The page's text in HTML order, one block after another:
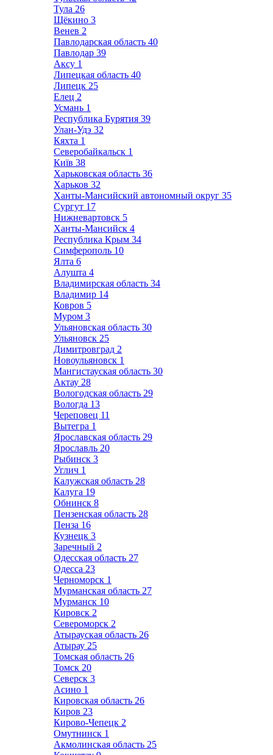
Тула 26
Щёкино 3
Венев 2
Павлодарская область 40
Павлодар 39
Аксу 1
Липецкая область 40
Липецк 25
Елец 2
Усмань 1
Республика Бурятия 39
Улан-Удэ 32
Кяхта 1
Северобайкальск 1
Київ 38
Харьковская область 36
Харьков 32
Ханты-Мансийский автономный округ 35
Сургут 17
Нижневартовск 5
Ханты-Мансийск 4
Республика Крым 34
Симферополь 10
Ялта 6
Алушта 4
Владимирская область 34
Владимир 14
Ковров 5
Муром 3
Ульяновская область 30
Ульяновск 25
Димитровград 2
Новоульяновск 1
Мангистауская область 30
Актау 28
Вологодская область 29
Вологда 13
Череповец 11
Вытегра 1
Ярославская область 29
Ярославль 20
Рыбинск 3
Углич 1
Калужская область 28
Калуга 19
Обнинск 8
Пензенская область 28
Пенза 16
Кузнецк 3
Заречный 2
Одесская область 27
Одесса 23
Черноморск 1
Мурманская область 27
Мурманск 10
Кировск 2
Североморск 2
Атырауская область 26
Атырау 25
Томская область 26
Томск 20
Северск 3
Асино 1
Кировская область 26
Киров 23
Кирово-Чепецк 2
Омутнинск 1
Акмолинская область 25